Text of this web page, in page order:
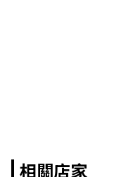
相關店家